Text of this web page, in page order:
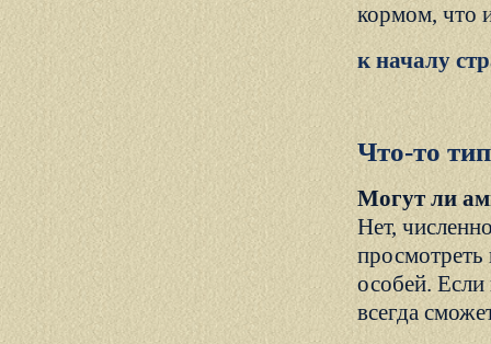
кормом, что
к началу
Что-то
Могут ли
Нет,
особей.
всегда